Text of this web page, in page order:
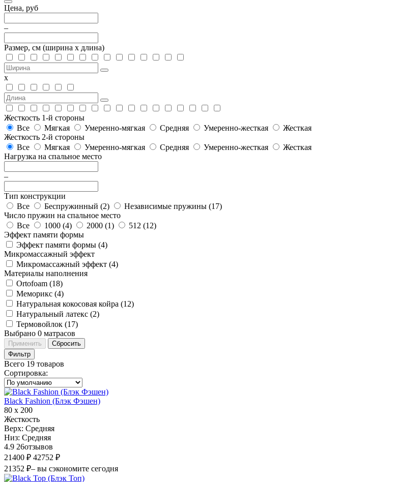
Цена, руб
–
Размер, см (ширина х длина)
х
Жесткость 1-й стороны
Все
Мягкая Умеренно-мягкая Средняя Умеренно-жесткая
Жесткая
Жесткость 2-й стороны
Все
Мягкая Умеренно-мягкая Средняя Умеренно-жесткая
Жесткая
Нагрузка на спальное место
–
Тип конструкции
Все
Беспружинный (2) Независимые пружины (17)
Число пружин на спальное место
Все
1000 (4) 2000 (1) 512 (12)
Эффект памяти формы
Эффект памяти формы (4)
Микромассажный эффект
Микромассажный эффект (4)
Материалы наполнения
Ortofoam (18)
Меморикс (4)
Натуральная кокосовая койра (12)
Натуральный латекс (2)
Термовойлок (17)
Выбрано 0 матрасов
Применить
Сбросить
Фильтр
Всего 19 товаров
Сортировка:
Black Fashion (Блэк Фэшен)
80 х 200
Жесткость
Верх: Средняя
Низ: Средняя
4.9 26отзывов
21400 ₽ 42752 ₽
21352 ₽– вы сэкономите сегодня